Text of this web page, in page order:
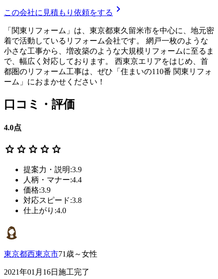
この会社に見積もり依頼をする chevron_right
「関東リフォーム」は、東京都東久留米市を中心に、地元密
着で活動しているリフォーム会社です。 網戸一枚のような
小さな工事から、増改築のような大規模リフォームに至るま
で、幅広く対応しております。 西東京エリアをはじめ、首
都圏のリフォーム工事は、ぜひ「住まいの110番 関東リフォ
ーム」におまかせください！
口コミ・評価
4.0点
star star star star star
提案力・説明:3.9
人柄・マナー:4.4
価格:3.9
対応スピード:3.8
仕上がり:4.0
東京都西東京市71歳～女性
2021年01月16日施工完了